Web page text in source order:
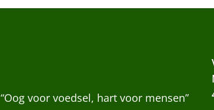
“Oog voor voedsel, hart voor mensen”